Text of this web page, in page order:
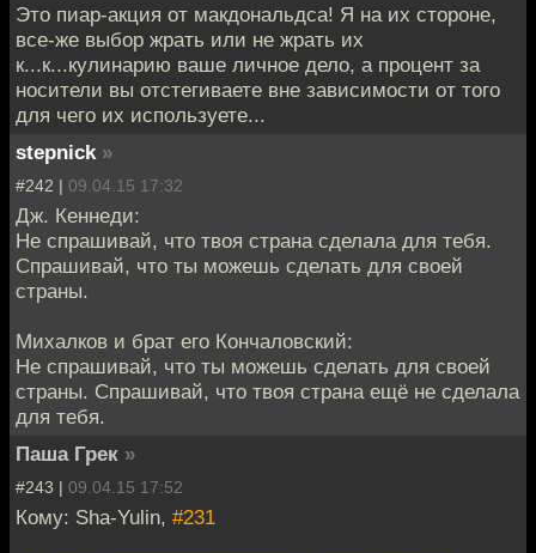
Это пиар-акция от макдональдса! Я на их стороне,
все-же выбор жрать или не жрать их
к...к...кулинарию ваше личное дело, а процент за
носители вы отстегиваете вне зависимости от того
для чего их используете...
stepnick »
#242 | 09.04.15 17:32
Дж. Кеннеди:
Не спрашивай, что твоя страна сделала для тебя.
Спрашивай, что ты можешь сделать для своей
страны.
Михалков и брат его Кончаловский:
Не спрашивай, что ты можешь сделать для своей
страны. Спрашивай, что твоя страна ещё не сделала
для тебя.
Паша Грек »
#243 | 09.04.15 17:52
Кому: Sha-Yulin, #231